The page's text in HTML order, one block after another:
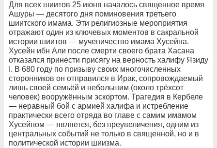
Для всех шиитов 25 июня началось священное время
Ашуры — десятого дня поминовения третьего
шиитского имама. Эти религиозные мероприятия
отражают один из ключевых моментов в сакральной
истории шиитов — мученичество имама Хусейна.
Хусейн ибн Али после смерти своего брата Хасана
отказался принести присягу на верность халифу Язиду
I. В 680 году по призыву своих многочисленных
сторонников он отправился в Ирак, сопровождаемый
лишь своей семьёй и небольшим (около трёхсот
человек) вооружённым эскортом. Трагедия в Кербеле
— неравный бой с армией халифа и истребление
практически всего отряда во главе с самим имамом
Хусейном — является, без преувеличения, одним из
центральных событий не только в священной, но и в
политической истории шиизма.